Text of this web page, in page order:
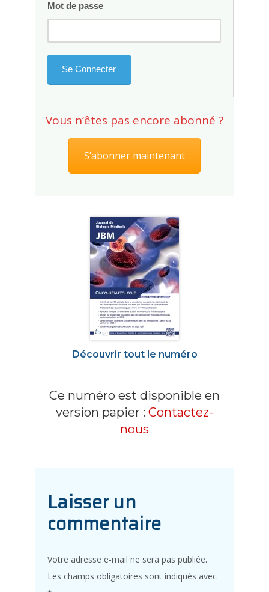
Mot de passe
Vous n’êtes pas encore abonné ?
S’abonner maintenant
Découvrir tout le numéro
Ce numéro est disponible en
version papier : Contactez-
nous
Laisser un
commentaire
Votre adresse e-mail ne sera pas publiée.
Les champs obligatoires sont indiqués avec